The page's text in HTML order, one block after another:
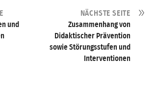
und
NÄCHSTE SEITE
Zusammenhang von
Didaktischer Prävention
sowie Störungsstufen und
Interventionen